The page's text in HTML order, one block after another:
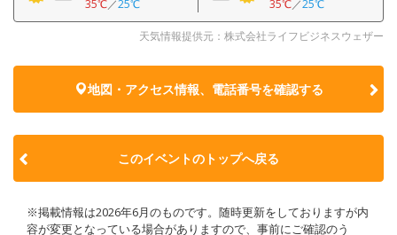
35℃／25℃ 35℃／25℃
天気情報提供元：株式会社ライフビジネスウェザー
地図・アクセス情報、電話番号を確認する
このイベントのトップへ戻る
※掲載情報は2026年6月のものです。随時更新をしておりますが内
容が変更となっている場合がありますので、事前にご確認のう